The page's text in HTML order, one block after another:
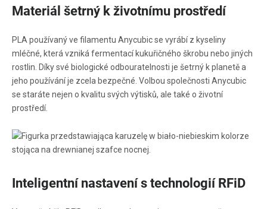
Materiál šetrný k životnímu prostředí
PLA používaný ve filamentu Anycubic se vyrábí z kyseliny
mléčné, která vzniká fermentací kukuřičného škrobu nebo jiných
rostlin. Díky své biologické odbouratelnosti je šetrný k planetě a
jeho používání je zcela bezpečné. Volbou společnosti Anycubic
se staráte nejen o kvalitu svých výtisků, ale také o životní
prostředí.
Inteligentní nastavení s technologií RFiD